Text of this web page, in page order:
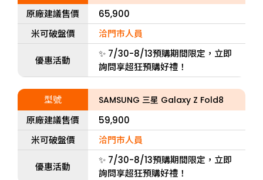
原廠建議售價
65,900
米可破盤價
洽門市人員
優惠活動
✨ 7/30-8/13預購期間限定，立即
詢問享超狂預購好禮！
型號 SAMSUNG 三星 Galaxy Z Fold8
原廠建議售價
59,900
米可破盤價
洽門市人員
優惠活動
✨ 7/30-8/13預購期間限定，立即
詢問享超狂預購好禮！